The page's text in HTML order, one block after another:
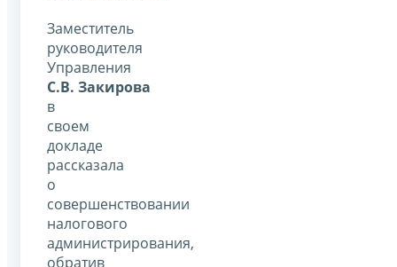
Заместитель
руководителя
Управления
С.В. Закирова
в
своем
докладе
рассказала
о
совершенствовании
налогового
администрирования,
обратив